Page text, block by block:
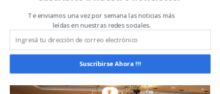
ACTUALIDAD
SENASA refuerza la prevención de la
triquinosis con capacitaciones en todo el
país
Te enviamos una vez por semana las noticias más
leídas en nuestras redes sociales.
Suscribirse Ahora !!!